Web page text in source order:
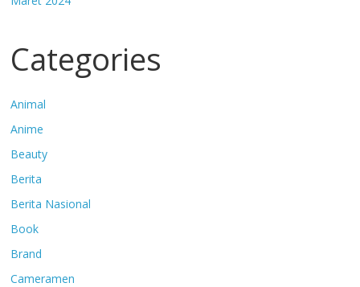
Categories
Animal
Anime
Beauty
Berita
Berita Nasional
Book
Brand
Cameramen